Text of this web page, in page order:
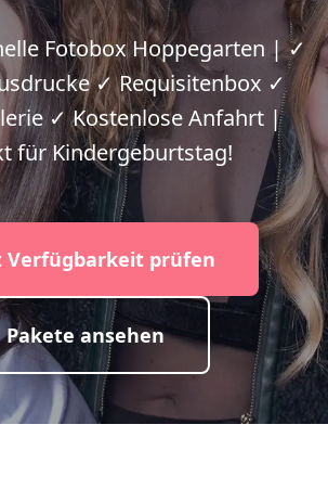
Fotobox Hoppegarten | ✓
✓ Requisitenbox ✓
✓ Kostenlose Anfahrt |
für Kindergeburtstag!
Verfügbarkeit prüfen
Pakete ansehen